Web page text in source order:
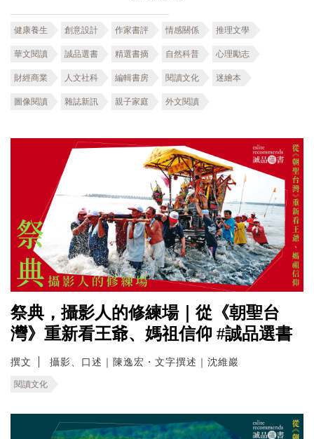
健康養生 創意設計 作家書評 情感關係 推理文學
華文閱讀 誠品選書 精選書摘 自然科普 心理勵志
財經商業 人文社科 編輯書房 閱讀文化 迷繪本
圖像閱讀 雜誌新訊 親子家庭 外文閱讀
祭典，攝影人的修練場｜從《朝聖台
灣》重新看王爺、媽祖信仰 #誠品選書
撰文 攝影、口述｜陳逸宏・文字撰述｜沈維巖
閱讀文化